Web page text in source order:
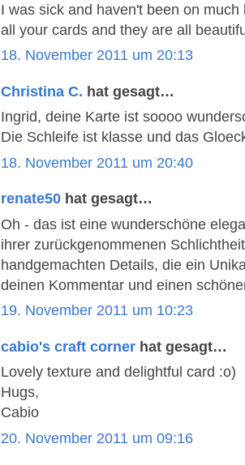
I was sick and haven't been on
all your cards and they are all
18. November 2011 um 20:13
Christina C. hat gesagt…
Ingrid, deine Karte ist soooo
Die Schleife ist klasse und das
18. November 2011 um 20:40
renate50 hat gesagt…
Oh - das ist eine wunderschöne
ihrer zurückgenommenen
handgemachten Details, die ein
deinen Kommentar und einen
19. November 2011 um 10:23
cabio's craft corner hat gesagt…
Lovely texture and delightful card :o)
Hugs,
Cabio
20. November 2011 um 09:16